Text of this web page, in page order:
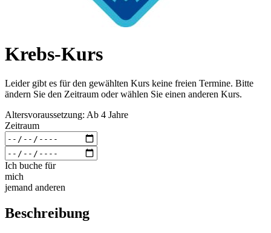
Krebs-Kurs
Leider gibt es für den gewählten Kurs keine freien Termine. Bitte
ändern Sie den Zeitraum oder wählen Sie einen anderen Kurs.
Altersvoraussetzung: Ab 4 Jahre
Zeitraum
Ich buche für
mich
jemand anderen
Beschreibung